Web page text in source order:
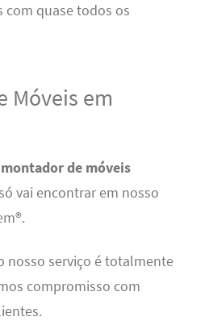
quase todos os
Móveis em
montador de móveis
vai encontrar em nosso
nosso serviço é totalmente
compromisso com